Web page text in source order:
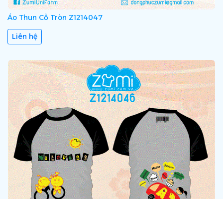
Áo Thun Cổ Tròn Z1214047
Liên hệ